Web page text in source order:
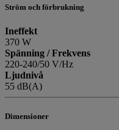
Ström och förbrukning
Ineffekt
370 W
Spänning / Frekvens
220-240/50 V/Hz
Ljudnivå
55 dB(A)
Dimensioner